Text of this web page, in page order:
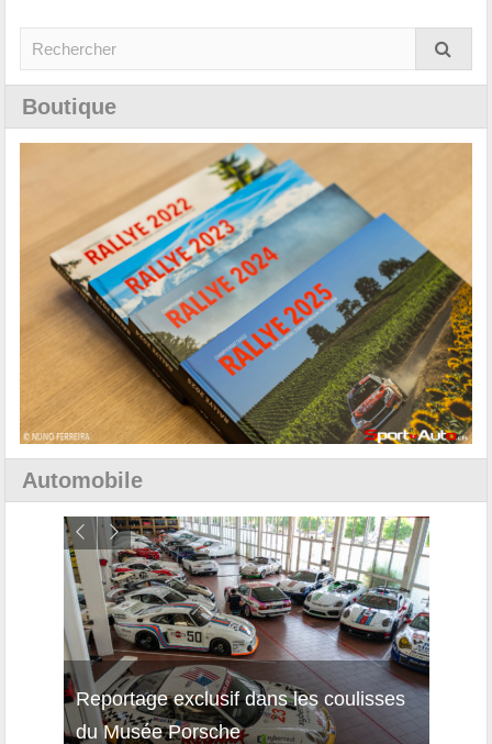
Boutique
Automobile
Reportage exclusif dans les coulisses
du Musée Porsche